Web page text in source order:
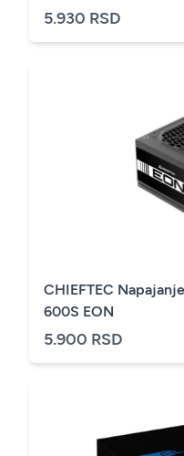
5.930 RSD
CHIEFTEC
600S EON
5.900 RSD